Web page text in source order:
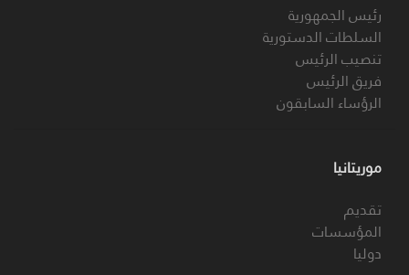
رئيس الجمهورية
السلطات الدستورية
تنصيب الرئيس
فريق الرئيس
الرؤساء السابقون
موريتانيا
تقديم
المؤسسات
دوليا